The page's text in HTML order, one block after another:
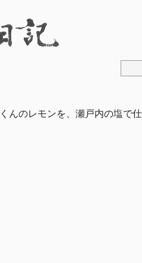
のレモンを、瀬戸内の塩で仕